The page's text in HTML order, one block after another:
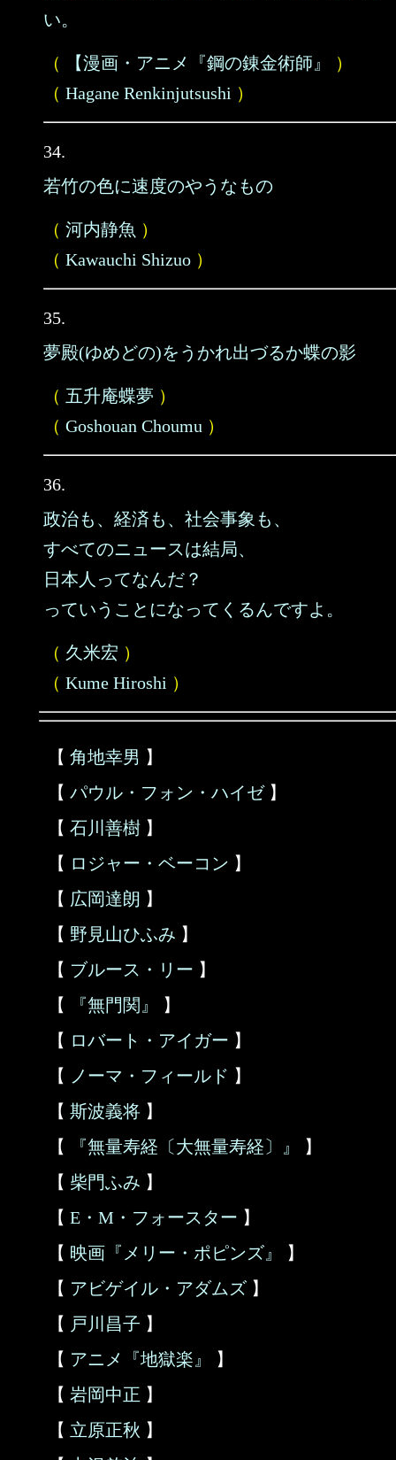
い。
（ 【漫画・アニメ『鋼の錬金術師』
）
（ Hagane Renkinjutsushi ）
34.
若竹の色に速度のやうなもの
（ 河内静魚 ）
（ Kawauchi Shizuo ）
35.
夢殿(ゆめどの)をうかれ出づるか蝶の影
（ 五升庵蝶夢 ）
（ Goshouan Choumu ）
36.
政治も、経済も、社会事象も、
すべてのニュースは結局、
日本人ってなんだ？
っていうことになってくるんですよ。
（ 久米宏 ）
（ Kume Hiroshi ）
【 角地幸男 】
【 パウル・フォン・ハイゼ】
【 石川善樹 】
【 ロジャー・ベーコン 】
【 広岡達朗 】
【 野見山ひふみ 】
【 ブルース・リー 】
【
『無門関』
】
【 ロバート・アイガー 】
【 ノーマ・フィールド 】
【 斯波義将 】
【
『無量寿経〔大無量寿経〕』
】
【 柴門ふみ 】
【 E・M・フォースター 】
【 映画『メリー・ポピンズ』
】
【 アビゲイル・アダムズ 】
【 戸川昌子 】
【 アニメ『地獄楽』
】
【 岩岡中正 】
【 立原正秋 】